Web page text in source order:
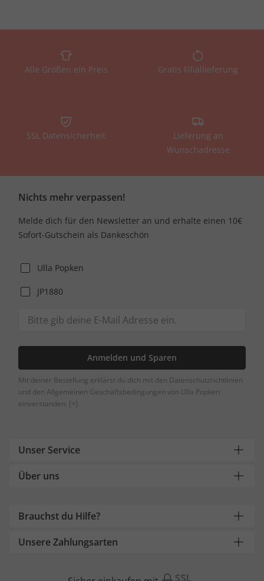
Alle Größen ein Preis Gratis Filiallieferung
SSL Datensicherheit
Lieferung an
Wunschadresse
Nichts mehr verpassen!
Melde dich für den Newsletter an und erhalte einen 10€
Sofort-Gutschein als Dankeschön
Ulla Popken
JP1880
Anmelden und Sparen
Mit deiner Bestellung erklärst du dich mit den Datenschutzrichtlinien
und den Allgemeinen Geschäftsbedingungen von Ulla Popken
einverstanden. [+]
Unser Service
Über uns
Brauchst du Hilfe?
Unsere Zahlungsarten